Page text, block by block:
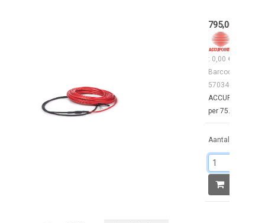
795,00 €
: 0,00 €
Barcode :
5703466224458
ACCUPOINTS : 1
per 75.00€
Aantal: